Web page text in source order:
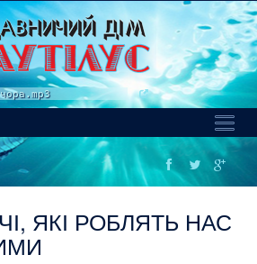
Toggle
ЯКІ РОБЛЯТЬ НАС